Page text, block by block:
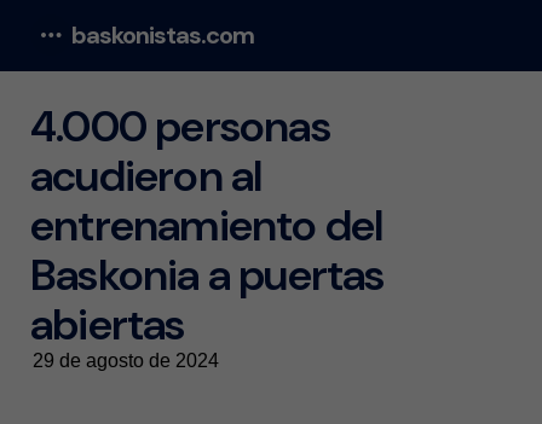
baskonistas.com
4.000 personas
acudieron al
entrenamiento del
Baskonia a puertas
abiertas
29 de agosto de 2024